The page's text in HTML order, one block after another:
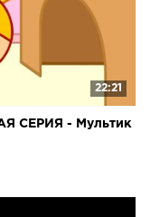
22:21
СЕРИЯ - Мультик